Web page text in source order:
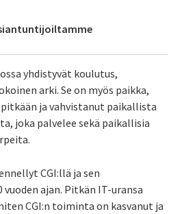
yhdistyvät koulutus,
arki. Se on myös paikka,
ja vahvistanut paikallista
joka palvelee sekä paikallisia
CGI:llä ja sen
ajan. Pitkän IT-uransa
CGI:n toiminta on kasvanut ja